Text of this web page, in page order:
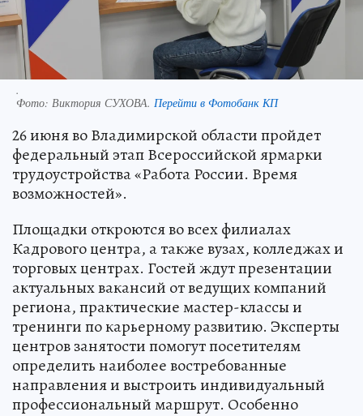
.
Фото: Виктория СУХОВА. Перейти в Фотобанк КП
26 июня во Владимирской области пройдет
федеральный этап Всероссийской ярмарки
трудоустройства «Работа России. Время
возможностей».
Площадки откроются во всех филиалах
Кадрового центра, а также вузах, колледжах и
торговых центрах. Гостей ждут презентации
актуальных вакансий от ведущих компаний
региона, практические мастер-классы и
тренинги по карьерному развитию. Эксперты
центров занятости помогут посетителям
определить наиболее востребованные
направления и выстроить индивидуальный
профессиональный маршрут. Особенно